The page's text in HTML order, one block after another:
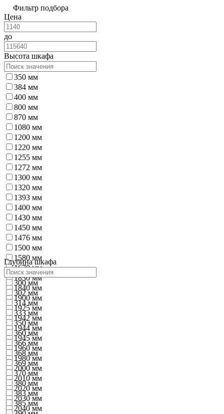
Фильтр подбора
Цена
до
Высота шкафа
350 мм
384 мм
400 мм
800 мм
870 мм
1080 мм
1200 мм
1220 мм
1255 мм
1272 мм
1300 мм
1320 мм
1393 мм
1400 мм
1430 мм
1450 мм
1476 мм
1500 мм
1580 мм
1670 мм
1830 мм
1840 мм
1900 мм
1925 мм
1942 мм
1944 мм
1945 мм
1960 мм
1980 мм
2000 мм
2010 мм
2020 мм
2030 мм
2040 мм
Глубина шкафа
300 мм
302 мм
314 мм
333 мм
350 мм
360 мм
366 мм
368 мм
369 мм
370 мм
380 мм
383 мм
385 мм